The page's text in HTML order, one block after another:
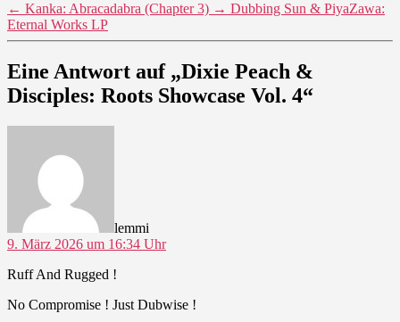
Roots
Vol.
← Kanka: Abracadabra (Chapter 3) → Dubbing Sun & PiyaZawa:
Eternal Works LP
Eine Antwort auf „Dixie Peach &
Disciples: Roots Showcase Vol. 4“
lemmi
9. März 2026 um 16:34 Uhr
Ruff And Rugged !
No Compromise ! Just Dubwise !